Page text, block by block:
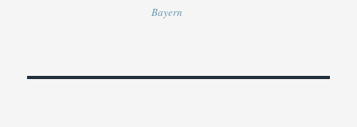
Bayern